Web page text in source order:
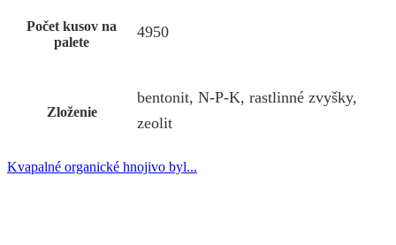
Počet kusov na
palete
4950
Zloženie
bentonit, N-P-K, rastlinné zvyšky,
zeolit
Kvapalné organické hnojivo byl...